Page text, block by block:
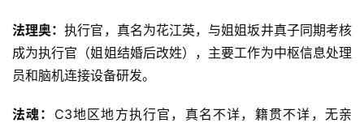
法理奥：执行官，真名为花江英，与姐姐坂井真子同期考核
成为执行官（姐姐结婚后改姓），主要工作为中枢信息处理
员和脑机连接设备研发。
法魂： C3地区地方执行官，真名不详，籍贯不详，无亲